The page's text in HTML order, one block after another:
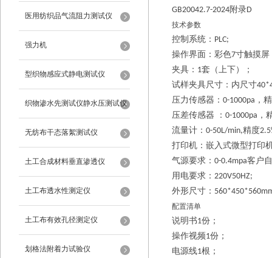
医用纺织品气流阻力测试仪
强力机
型织物感应式静电测试仪
织物渗水先测试仪静水压测试仪
无纺布干态落絮测试仪
土工合成材料垂直渗透仪
土工布透水性测定仪
土工布有效孔径测定仪
划格法附着力试验仪
GB20042.7-2024附录D
技术参数
控制系统： PLC;
操作界面：彩色7寸触摸屏
夹具： 1套（上下）；
试样夹具尺寸：内尺寸
压力传感器： 0-1000pa ，
压差传感器
： 0-1000pa ，
流量计： 0-50L/min,精度
打印机：嵌入式微型打印
气源要求： 0-0.4mpa客户
用电要求： 220V50HZ;
外形尺寸：
配置清单
说明书1份；
操作视频1份；
电源线1根；